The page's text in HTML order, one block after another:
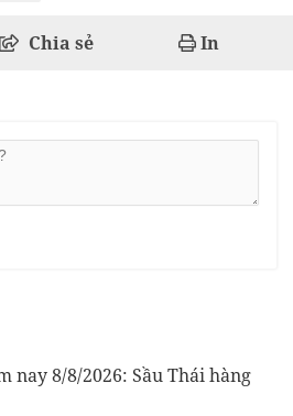
Chia sẻ In
nay 8/8/2026: Sầu Thái hàng